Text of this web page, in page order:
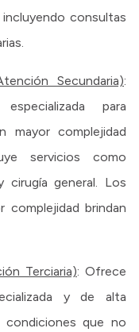
consultas
Secundaria):
para
mayor complejidad
servicios como
cirugía general. Los
complejidad brindan
Terciaria): Ofrece
y de alta
condiciones que no